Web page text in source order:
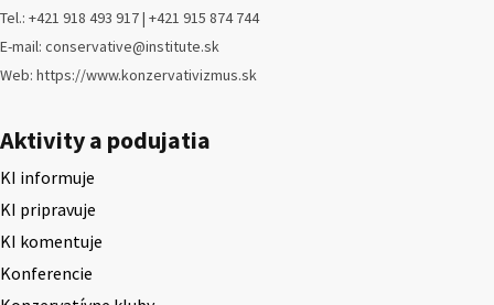
Tel.: +421 918 493 917 | +421 915 874 744
E-mail: conservative@institute.sk
Web: https://www.konzervativizmus.sk
Aktivity a podujatia
KI informuje
KI pripravuje
KI komentuje
Konferencie